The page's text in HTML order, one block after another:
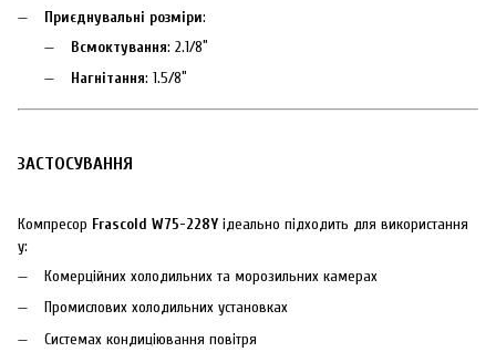
Приєднувальні розміри:
Всмоктування: 2.1/8″
Нагнітання: 1.5/8″
ЗАСТОСУВАННЯ
Компресор Frascold W75-228Y ідеально підходить для використання
у:
Комерційних холодильних та морозильних камерах
Промислових холодильних установках
Системах кондиціювання повітря